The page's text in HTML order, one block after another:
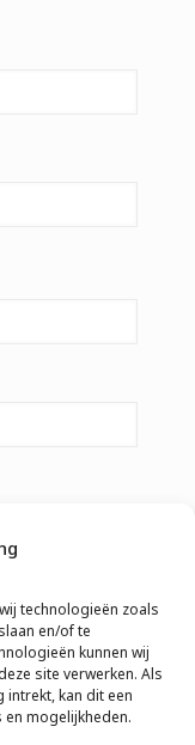
technologieën zoals
en/of te
kunnen wij
site verwerken. Als
kan dit een
mogelijkheden.